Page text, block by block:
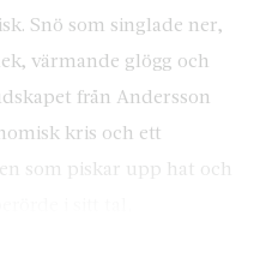
Snö som singlade ner,
värmande glögg och
från Andersson
kris och ett
som piskar upp hat och